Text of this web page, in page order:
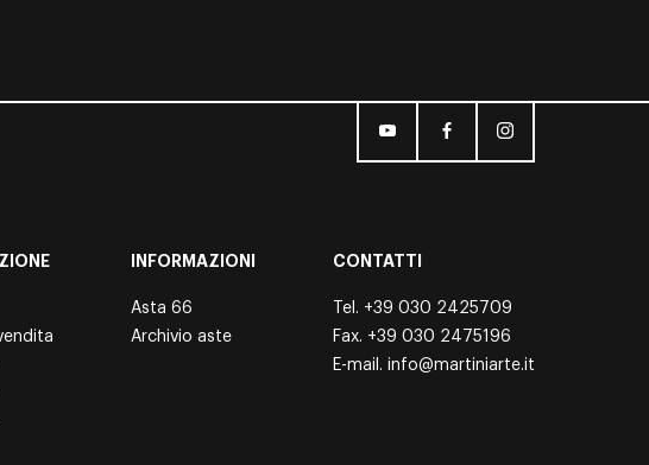
INFORMAZIONI
Asta 66
Archivio aste
CONTATTI
Tel. +39 030 2425709
Fax. +39 030 2475196
E-mail. info@martiniarte.it